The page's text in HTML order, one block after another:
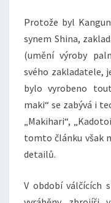
Protože byl
synem Shina,
(umění výroby
svého zakladatele,
bylo vyrobeno
maki“ se zabývá i
„Makihari“,
tomto článku však
detailů.
V období válčících